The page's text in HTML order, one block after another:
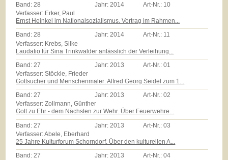
Band:28 Jahr:2014 Art-Nr.: 10
Verfasser: Erker, Paul
Ernst Heinkel im Nationalsozialismus. Vortrag im Rahmen...
Band:28 Jahr:2014 Art-Nr.: 11
Verfasser: Krebs, Silke
Laudatio für Sina Trinkwalder anlässlich der Verleihung...
Band: 27 Jahr: 2013 Art-Nr.:01
Verfasser: Stöckle, Frieder
Gottsucher und Menschenmaler: Alfred Georg Seidel zum 1...
Band:27 Jahr:2013 Art-Nr.:02
Verfasser: Zollmann, Günther
Gott zu Ehr - dem Nächsten zur Wehr. Über Feuerwehre...
Band: 27 Jahr: 2013 Art-Nr.:03
Verfasser: Abele, Eberhard
25 Jahre Kulturforum Schorndorf. Über den kulturellen A...
Band:27 Jahr:2013 Art-Nr.:04